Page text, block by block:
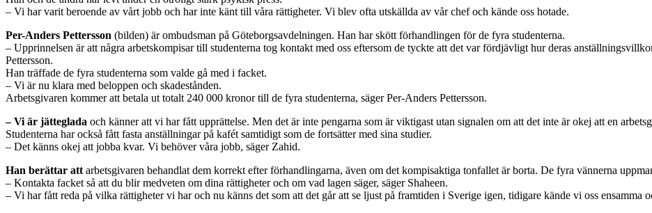
– Vi har varit beroende av vårt jobb och har inte känt till våra rättigheter. Vi blev ofta utskällda av vår chef och kände oss hotade.
Per-Anders Pettersson (bilden) är ombudsman på Göteborgsavdelningen. Han har skött förhandlingen för de fyra studenterna.
– Upprinnelsen är att några arbetskompisar till studenterna tog kontakt med oss eftersom de tyckte att det var fördjävligt hur deras
Pettersson.
Han träffade de fyra studenterna som valde gå med i facket.
– Vi är nu klara med beloppen och skadestånden.
Arbetsgivaren kommer att betala ut totalt 240 000 kronor till de fyra studenterna, säger Per-Anders Pettersson.
– Vi är jätteglada och känner att vi har fått upprättelse. Men det är inte pengarna som är viktigast utan signalen om att det inte är okej att en
Studenterna har också fått fasta anställningar på kafét samtidigt som de fortsätter med sina studier.
– Det känns okej att jobba kvar. Vi behöver våra jobb, säger Zahid.
Han berättar att arbetsgivaren behandlat dem korrekt efter förhandlingarna, även om det kompisaktiga tonfallet är borta. De fyra vännerna
– Kontakta facket så att du blir medveten om dina rättigheter och om vad lagen säger, säger Shaheen.
– Vi har fått reda på vilka rättigheter vi har och nu känns det som att det går att se ljust på framtiden i Sverige igen, tidigare kände vi oss ensamma